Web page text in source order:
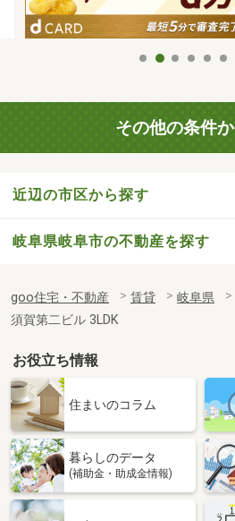
その他の条件
近辺の市区から探す
岐阜県岐阜市の不動産を探す
goo住宅・不動産 賃貸 岐阜県
須賀第二ビル 3LDK
お役立ち情報
住まいのコラム
暮らしのデータ
(補助金・助成金情報)